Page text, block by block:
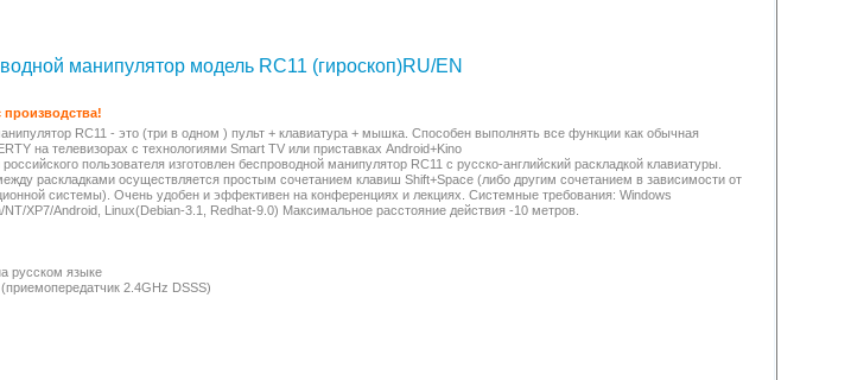
манипулятор модель RC11 (гироскоп)RU/EN
производства!
RC11 - это (три в одном ) пульт + клавиатура + мышка. Способен выполнять все функции как обычная
на телевизорах с технологиями Smart TV или приставках Android+Kino
пользователя изготовлен беспроводной манипулятор RC11 с русско-английский раскладкой клавиатуры.
раскладками осуществляется простым сочетанием клавиш Shift+Space (либо другим сочетанием в зависимости от
системы). Очень удобен и эффективен на конференциях и лекциях. Системные требования: Windows
NT/XP7/Android, Linux(Debian-3.1, Redhat-9.0) Максимальное расстояние действия -10 метров.
русском языке
2.4GHz DSSS)